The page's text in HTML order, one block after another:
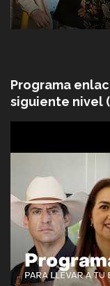
Programa
siguiente nivel